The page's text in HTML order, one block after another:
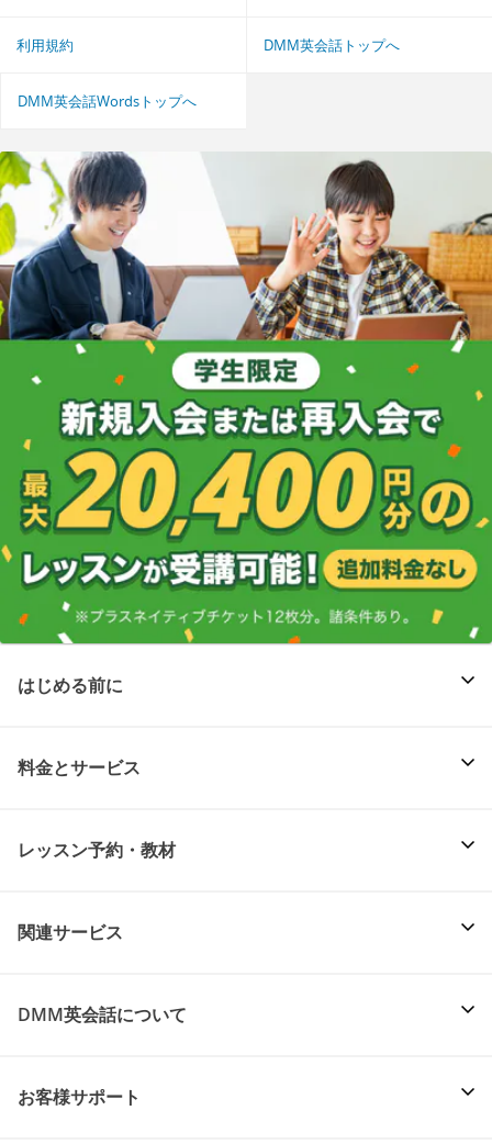
利用規約 DMM英会話トップへ
DMM英会話Wordsトップへ
はじめる前に
料金とサービス
レッスン予約・教材
関連サービス
DMM英会話について
お客様サポート